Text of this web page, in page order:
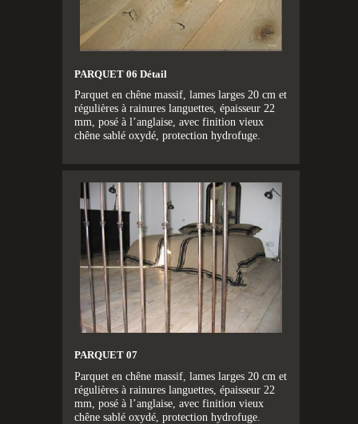
PARQUET 06 Détail
Parquet en chêne massif, lames larges 20 cm et
régulières à rainures languettes, épaisseur 22
mm, posé à l’anglaise, avec finition vieux
chêne sablé oxydé, protection hydrofuge.
PARQUET 07
Parquet en chêne massif, lames larges 20 cm et
régulières à rainures languettes, épaisseur 22
mm, posé à l’anglaise, avec finition vieux
chêne sablé oxydé, protection hydrofuge.